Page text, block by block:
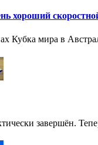
хороший
Кубка мира в
завершён.